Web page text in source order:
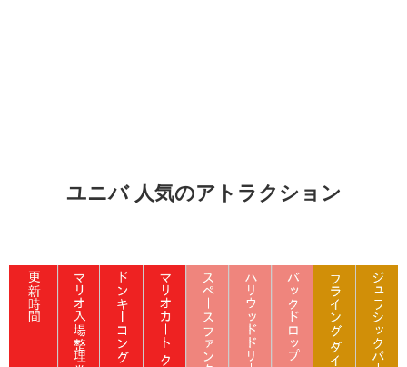
ユニバ 人気のアトラクション